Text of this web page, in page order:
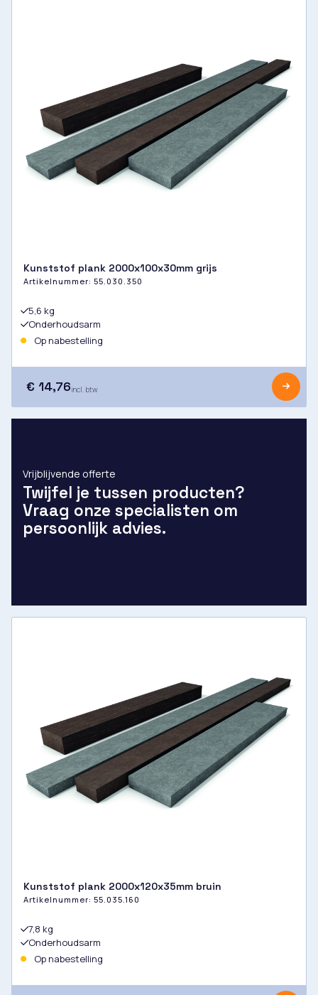
Kunststof plank 2000x100x30mm grijs
Artikelnummer: 55.030.350
5,6 kg
Onderhoudsarm
Op nabestelling
€ 14,76incl. btw
Vrijblijvende offerte
Twijfel je tussen producten?
Vraag onze specialisten om
persoonlijk advies.
Kunststof plank 2000x120x35mm bruin
Artikelnummer: 55.035.160
7,8 kg
Onderhoudsarm
Op nabestelling